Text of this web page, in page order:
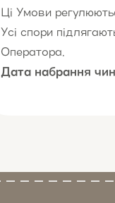
Ці Умови
Усі спори
Оператора.
Дата набрання